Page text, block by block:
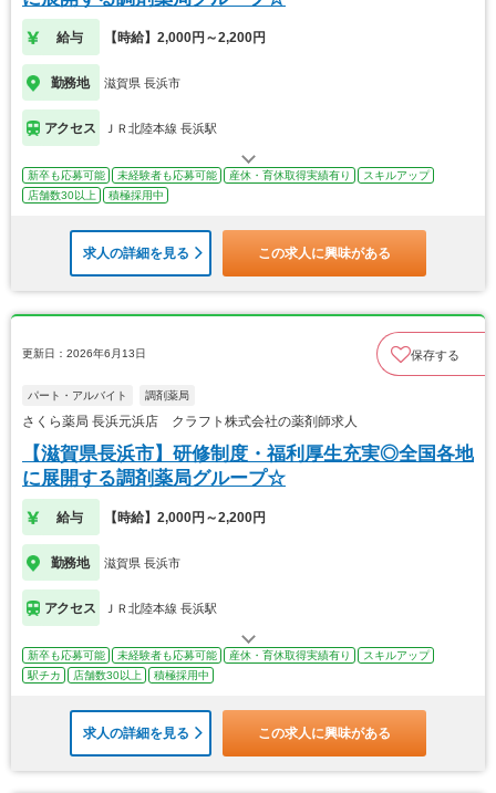
給与 【時給】2,000円～2,200円
勤務地 滋賀県 長浜市
アクセス ＪＲ北陸本線 長浜駅
新卒も応募可能 未経験者も応募可能 産休・育休取得実績有り
スキルアップ
店舗数30以上
積極採用中
求人の詳細を見る この求人に興味がある
更新日：2026年6月13日 保存する
パート・アルバイト 調剤薬局
さくら薬局 長浜元浜店 クラフト株式会社の薬剤師求人
【滋賀県長浜市】研修制度・福利厚生充実◎全国各地
に展開する調剤薬局グループ☆
給与 【時給】2,000円～2,200円
勤務地 滋賀県 長浜市
アクセス ＪＲ北陸本線 長浜駅
新卒も応募可能 未経験者も応募可能 産休・育休取得実績有り
スキルアップ
駅チカ
店舗数30以上 積極採用中
求人の詳細を見る この求人に興味がある